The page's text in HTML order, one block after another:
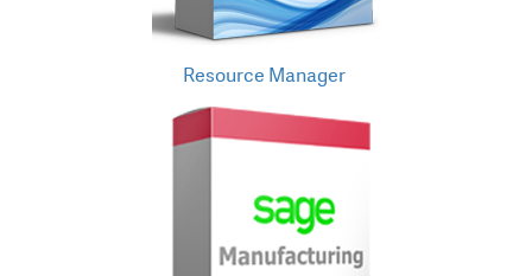
Resource Manager